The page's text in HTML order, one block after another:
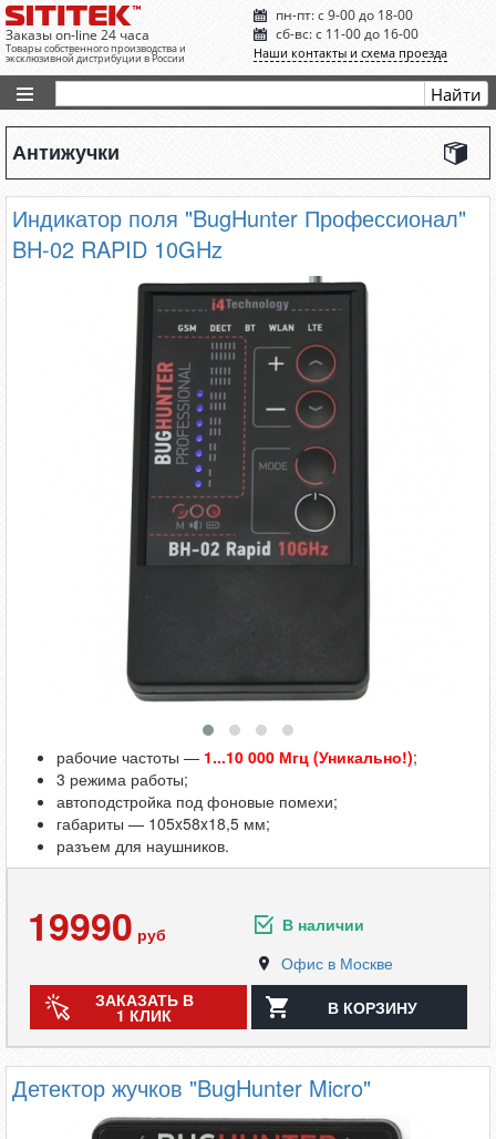
Заказы on-line 24 часа
пн-пт: с 9-00 до 18-00
сб-вс: с 11-00 до 16-00
Товары собственного производства и
эксклюзивной дистрибуции в России Наши контакты и схема проезда
Антижучки
Индикатор поля "BugHunter Профессионал"
BH-02 RAPID 10GHz
рабочие частоты — 1...10 000 Мгц (Уникально!);
3 режима работы;
автоподстройка под фоновые помехи;
габариты — 105x58x18,5 мм;
разъем для наушников.
19990 руб
В наличии
Офис в Москве
ЗАКАЗАТЬ В
1 КЛИК В КОРЗИНУ
Детектор жучков "BugHunter Micro"